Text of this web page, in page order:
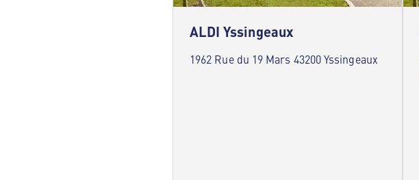
ALDI Yssingeaux
1962 Rue du 19 Mars 43200 Yssingeaux